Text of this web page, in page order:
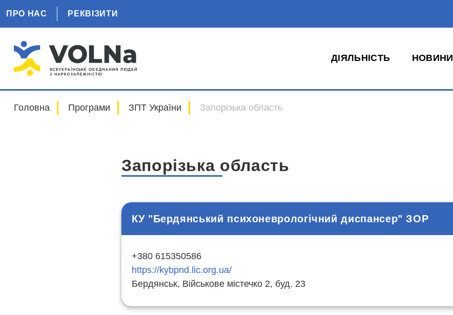
ПРО НАС РЕКВІЗИТИ
ДІЯЛЬНІСТЬ НОВИНИ
Головна Програми ЗПТ України Запорізька область
Запорізька область
КУ "Бердянський психоневрологічний диспансер" ЗОР
+380 615350586
https://kybpnd.lic.org.ua/
Бердянськ, Військове містечко 2, буд. 23